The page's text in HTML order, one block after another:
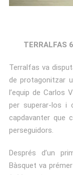
TERRALFAS
Terralfas va
de protagonitzar
l’equip de Carlos
per superar-los i
capdavanter que
perseguidors.
Després d’un
Bàsquet va